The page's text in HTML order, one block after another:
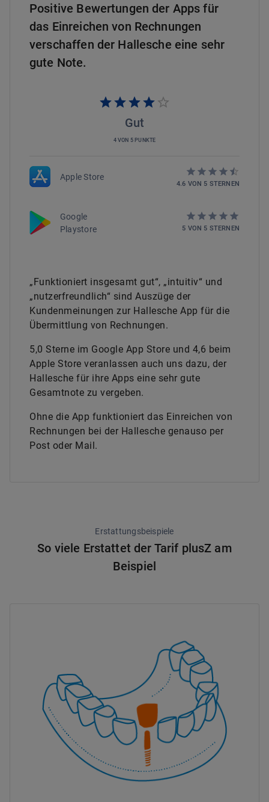
Positive Bewertungen der Apps für
das Einreichen von Rechnungen
verschaffen der Hallesche eine sehr
gute Note.
Gut
4 VON 5 PUNKTE
Apple Store
4.6 VON 5 STERNEN
Google
Playstore
5 VON 5 STERNEN
„Funktioniert insgesamt gut“, „intuitiv“ und
„nutzerfreundlich“ sind Auszüge der
Kundenmeinungen zur Hallesche App für die
Übermittlung von Rechnungen.
5,0 Sterne im Google App Store und 4,6 beim
Apple Store veranlassen auch uns dazu, der
Hallesche für ihre Apps eine sehr gute
Gesamtnote zu vergeben.
Ohne die App funktioniert das Einreichen von
Rechnungen bei der Hallesche genauso per
Post oder Mail.
Erstattungsbeispiele
So viele Erstattet der Tarif plusZ am
Beispiel